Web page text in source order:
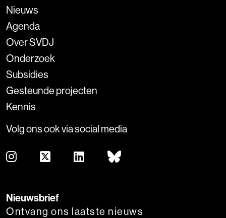
Nieuws
Agenda
Over SVDJ
Onderzoek
Subsidies
Gesteunde projecten
Kennis
Volg ons ook via social media
Nieuwsbrief
Ontvang ons laatste nieuws